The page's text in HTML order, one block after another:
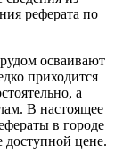
реферата по
осваивают
приходится
а
В настоящее
в городе
цене.